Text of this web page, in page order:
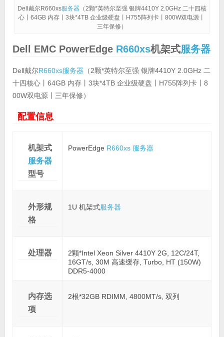
Dell戴尔R660xs服务器（2颗*英特尔至强 银牌4410Y 2.0GHz 二十四核
心丨64GB 内存丨3块*4TB 企业级硬盘丨H755阵列卡丨800W双电源丨
三年保修）
Dell EMC PowerEdge R660xs机架式服务器
Dell戴尔R660xs服务器 （2颗*英特尔至强 银牌4410Y 2.0GHz 二
十四核心丨64GB 内存丨3块*4TB 企业级硬盘丨H755阵列卡丨8
00W双电源丨三年保修）
配置信息
机架式
服务器
型号
PowerEdge R660xs 服务器
外形规
格
1U 机架式服务器
处理器
2颗*Intel Xeon Silver 4410Y 2G, 12C/24T,
16GT/s, 30M 高速缓存, Turbo, HT (150W)
DDR5-4000
内存选
项
2根*32GB RDIMM, 4800MT/s, 双列